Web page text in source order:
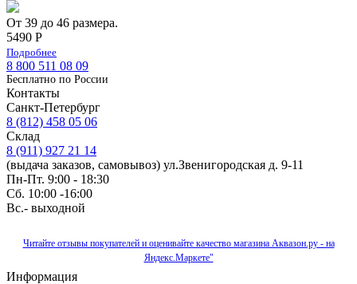
От 39 до 46 размера.
5490 Р
Подробнее
8 800 511 08 09
Бесплатно по Роcсии
Контакты
Санкт-Петербург
8 (812) 458 05 06
Склад
8 (911) 927 21 14
(выдача заказов, самовывоз) ул.Звенигородская д. 9-11
Пн-Пт. 9:00 - 18:30
Сб. 10:00 -16:00
Вс.- выходной
Читайте отзывы покупателей и оценивайте качество магазина Аквазон.ру - на
Яндекс.Маркете"
Информация